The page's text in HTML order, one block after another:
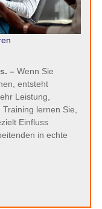
– Wenn Sie
entsteht
Leistung,
lernen Sie,
Einfluss
in echte